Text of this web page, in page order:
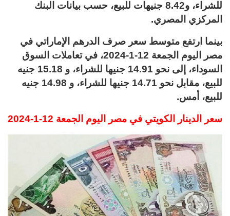
للشراء، و8.42 جنيهات للبيع، حسب بيانات البنك
المركزي المصري.
بينما ارتفع متوسط سعر صرف الدرهم الإماراتي في
مصر اليوم الجمعة 12-1-2024، في تعاملات السوق
السوداء، إلى نحو 14.91 جنيها للشراء، و 15.18 جنيه
للبيع، مقابل نحو 14.71 جنيها للشراء، و 14.98 جنيه
للبيع، أمس.
سعر الدينار الكويتي في مصر اليوم الجمعة 12-1-2024